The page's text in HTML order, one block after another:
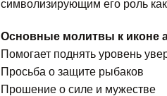
символизирующим его роль
Основные молитвы к иконе
Помогает поднять уровень
Просьба о защите рыбаков
Прошение о силе и мужестве